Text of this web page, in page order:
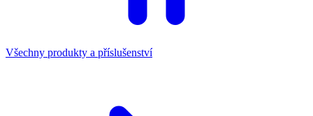
Všechny produkty a příslušenství